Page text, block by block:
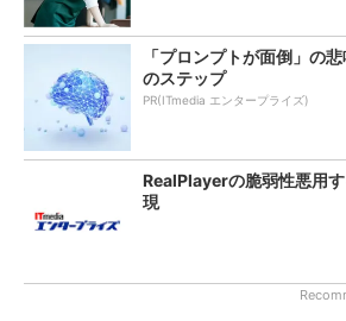
「プロンプトが面倒」の
のステップ
PR(ITmedia エンタープライズ)
RealPlayerの脆弱性悪用
現